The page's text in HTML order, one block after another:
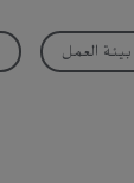
بيئة العمل